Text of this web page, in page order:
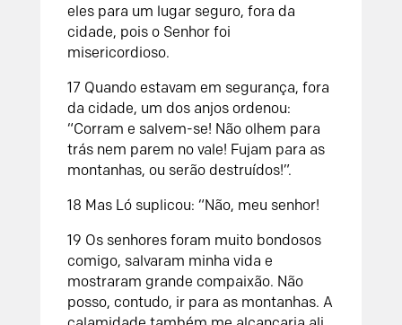
eles para um lugar seguro, fora da
cidade, pois o Senhorfoi
misericordioso.
17 Quando estavam em segurança, fora
da cidade, um dos anjos ordenou:
“Corram e salvem-se! Não olhem para
trás nem parem no vale! Fujam para as
montanhas, ou serão destruídos!”.
18 Mas Ló suplicou: “Não, meu senhor!
19 Os senhores foram muito bondosos
comigo, salvaram minha vida e
mostraram grande compaixão. Não
posso, contudo, ir para as montanhas. A